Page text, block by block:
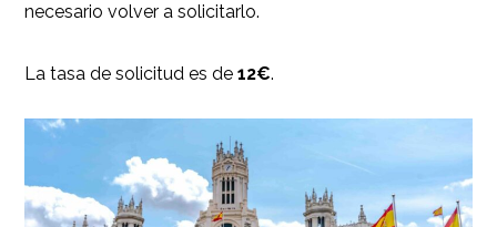
necesario volver a solicitarlo.
La tasa de solicitud es de12€.